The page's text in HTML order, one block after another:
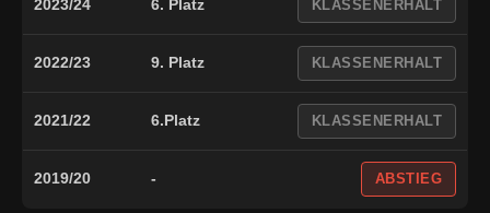
2023/24 6. Platz KLASSENERHALT
2022/23 9. Platz KLASSENERHALT
2021/22 6.Platz KLASSENERHALT
2019/20 - ABSTIEG